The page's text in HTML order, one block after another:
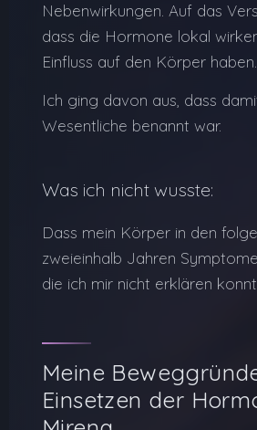
Nebenwirkungen. Auf das
dass die Hormone lokal
Einfluss auf den Körper haben.
Ich ging davon aus, dass
Wesentliche benannt war.
Was ich nicht wusste:
Dass mein Körper in den
zweieinhalb Jahren
die ich mir nicht erklären
Meine
Einsetzen der